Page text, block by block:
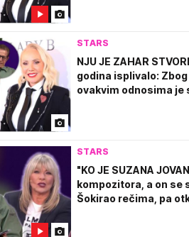
STARS
NJU JE ZAHAR
godina isplivalo:
ovakvim odnosima
STARS
"KO JE SUZANA
kompozitora, a on se
Šokirao rečima, pa